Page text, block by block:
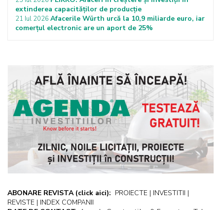
extinderea capacităților de producție
21 Iul 2026 Afacerile Würth urcă la 10,9 miliarde euro, iar
comerțul electronic are un aport de 25%
ABONARE REVISTA (click aici): PROIECTE | INVESTITII |
REVISTE | INDEX COMPANII